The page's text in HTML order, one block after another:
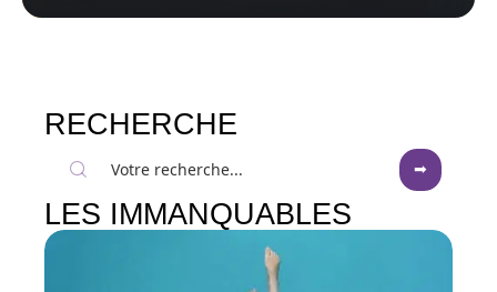
RECHERCHE
LES IMMANQUABLES